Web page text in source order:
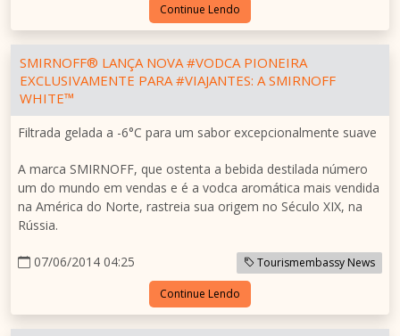
Continue Lendo
SMIRNOFF® LANÇA NOVA #VODCA PIONEIRA
EXCLUSIVAMENTE PARA #VIAJANTES: A SMIRNOFF
WHITE™
Filtrada gelada a -6°C para um sabor excepcionalmente suave
A marca SMIRNOFF, que ostenta a bebida destilada número
um do mundo em vendas e é a vodca aromática mais vendida
na América do Norte, rastreia sua origem no Século XIX, na
Rússia.
07/06/2014 04:25 Tourismembassy News
Continue Lendo